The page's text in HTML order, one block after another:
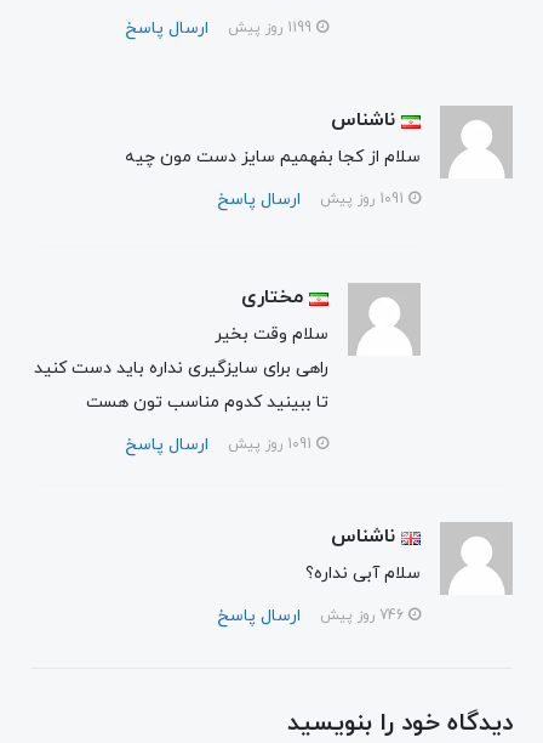
ارسال پاسخ
ناشناس
سلام از کجا بفهمیم سایز دست مون چیه
ارسال پاسخ
مختاری
سلام وقت بخیر
راهی برای سایزگیری نداره باید دست کنید
تا ببینید کدوم مناسب تون هست
ارسال پاسخ
ناشناس
سلام آبی نداره؟
ارسال پاسخ
دیدگاه خود را بنویسید